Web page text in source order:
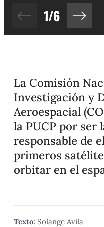
1/6
La Comisión
Investigación y
Aeroespacial
la PUCP por
responsable de
primeros
orbitar en el
Texto: Solange Avila